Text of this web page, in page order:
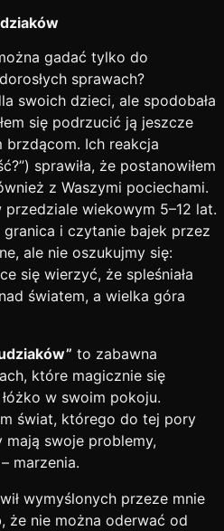
gadać tylko do
sprawach?
swoich dzieci, ale spodobała
się podrzucić ją jeszcze
Ich reakcja
sprawiła, że postanowiłem
z Waszymi pociechami.
wiekowym 5–12 lat.
i czytanie bajek przez
ale nie oszukujmy się:
się wierzyć, że spleśniała
światem, a wielka góra
to zabawna
które magicznie się
w swoim pokoju.
świat, którego do tej pory
mają swoje problemy,
marzenia.
wymyślonych przeze mnie
że nie można oderwać od